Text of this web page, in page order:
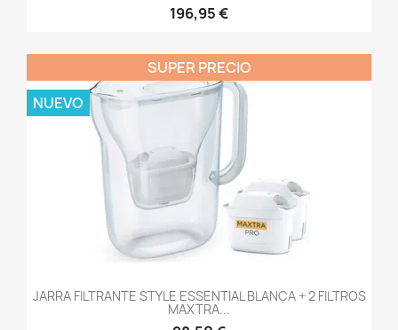
196,95 €
JARRA FILTRANTE STYLE ESSENTIAL BLANCA + 2 FILTROS
MAXTRA...
SUPER PRECIO
NUEVO